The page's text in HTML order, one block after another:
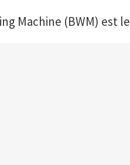
Machine (BWM) est le